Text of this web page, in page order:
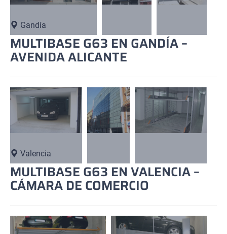
Gandía
MULTIBASE G63 EN GANDÍA –
AVENIDA ALICANTE
Valencia
MULTIBASE G63 EN VALENCIA –
CÁMARA DE COMERCIO